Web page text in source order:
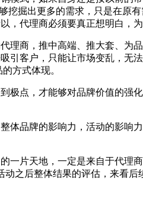
掘出更多的需求，只是在原
代理商必须要真正想明白，为
理商，推中高端、推大套、为
引客户，只能让市场变乱，无
方式体现。
点，才能够对品牌价值的强
品牌的影响力，活动的影响
片天地，一定是来自于代理
之后整体结果的评估，来看